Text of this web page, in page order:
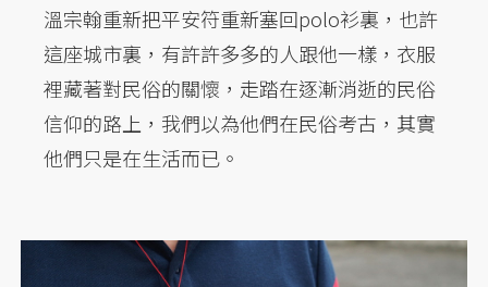
溫宗翰重新把平安符重新塞回polo衫裏，也許
這座城市裏，有許許多多的人跟他一樣，衣服
裡藏著對民俗的關懷，走踏在逐漸消逝的民俗
信仰的路上，我們以為他們在民俗考古，其實
他們只是在生活而已。